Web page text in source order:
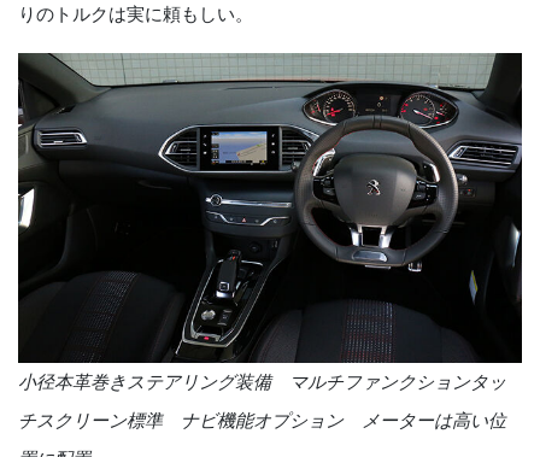
りのトルクは実に頼もしい。
小径本革巻きステアリング装備 マルチファンクションタッ
チスクリーン標準 ナビ機能オプション メーターは高い位